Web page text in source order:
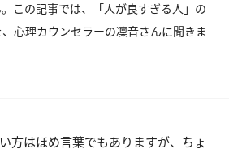
この記事では、「人が良すぎる人」の
心理カウンセラーの凜音さんに聞きま
方はほめ言葉でもありますが、ちょ